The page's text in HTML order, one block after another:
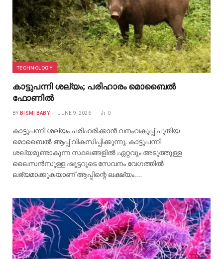
TECHNOLOGY
കാട്ടുപന്നി ശല്യം; പരിഹാരം മൊബൈൽ
ഫോണിൽ
BY BISMI BABY JUNE 9, 2026 0
കാട്ടുപന്നി ശല്യം പരിഹരിക്കാൻ വനംവകുപ്പ് പുതിയ
മൊബൈൽ ആപ്പ് വികസിപ്പിക്കുന്നു. കാട്ടുപന്നി
ശല്യമുണ്ടാകുന്ന സ്ഥലങ്ങളിൽ ഏറ്റവും അടുത്തുള്ള
ലൈസൻസുള്ള ഷൂട്ടറുടെ സേവനം വേഗത്തിൽ
ലഭ്യമാക്കുകയാണ് ആപ്പിന്റെ ലക്ഷ്യം.…